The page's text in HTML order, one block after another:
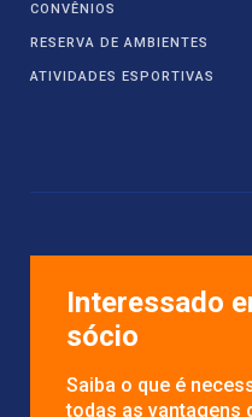
CONVÊNIOS
RESERVA DE AMBIENTES
ATIVIDADES ESPORTIVAS
Interessado
sócio
Saiba o que é
todas as vantagens